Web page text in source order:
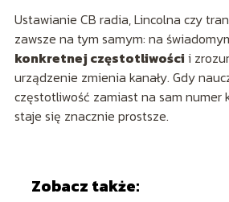
Ustawianie CB radia, Lincolna czy
zawsze na tym samym: na
konkretnej częstotliwości i
urządzenie zmienia kanały. Gdy
częstotliwość zamiast na sam numer
staje się znacznie prostsze.
Zobacz także: